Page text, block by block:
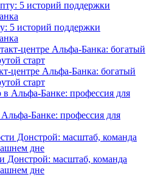
5 историй поддержки
центре Альфа-Банка: богатый
старт
Банке: профессия для
Донстрой: масштаб, команда
дне